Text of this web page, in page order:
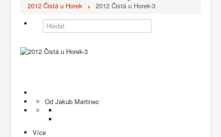
Historie sboru
Složení sboru
Kontakt
2012 Čistá u Horek
2012 Čistá u Horek-3
Od Jakub Martinec
Více